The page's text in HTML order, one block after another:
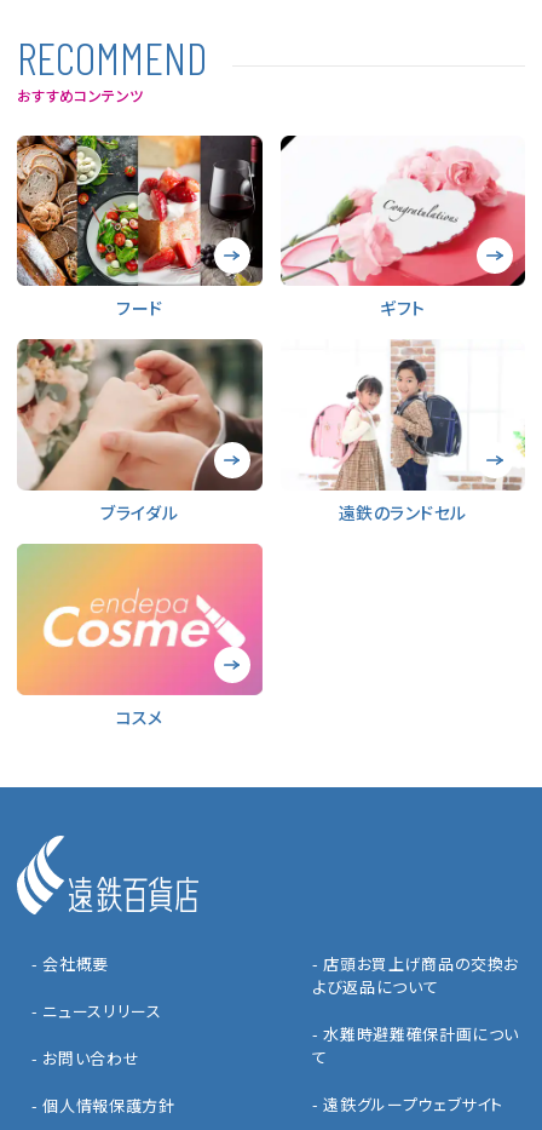
RECOMMEND
おすすめコンテンツ
フード ギフト
ブライダル 遠鉄のランドセル
コスメ
- 会社概要
- ニュースリリース
- お問い合わせ
- 個人情報保護方針
- 店頭お買上げ商品の交換お
よび返品について
- 水難時避難確保計画につい
て
- 遠鉄グループウェブサイト